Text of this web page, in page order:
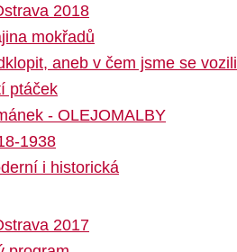
2018
mokřadů
aneb v čem jsme se vozili
ptáček
- OLEJOMALBY
1938
i historická
2017